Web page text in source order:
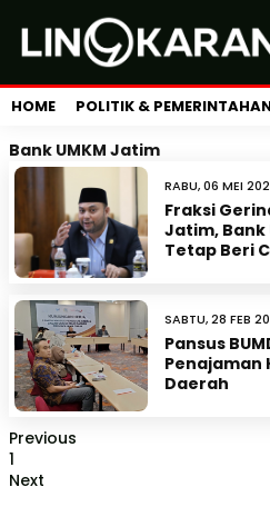
HOME POLITIK &
Bank UMKM Jatim
RABU, 06 MEI
Fraksi
Jatim, Bank
Tetap Beri
SABTU, 28 FEB
Pansus
Penajaman
Daerah
Previous
1
Next